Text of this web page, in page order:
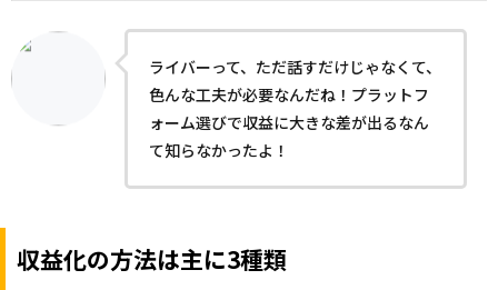
ライバーって、ただ話すだけじゃなくて、
色んな工夫が必要なんだね！プラットフ
ォーム選びで収益に大きな差が出るなん
て知らなかったよ！
収益化の方法は主に3種類